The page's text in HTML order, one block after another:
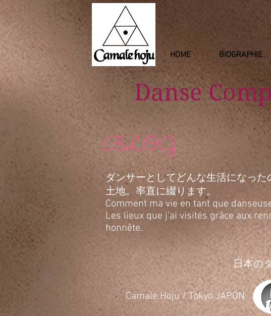
HOME BIOGRAPHIE
Danse
BLOG
ダンサーとしてどんな生活になっ
土地。率直に綴ります。
Comment ma vie en tant que
Les lieux que j’ai visités grâce aux
honnête.
日本の
​Camale Hoju / Tokyo JAPON